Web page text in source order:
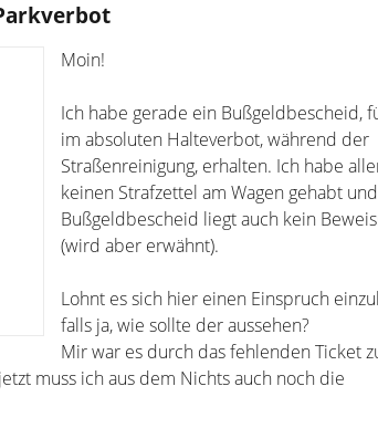
Moin!
Ich habe gerade ein Bußgeldbescheid,
im absoluten Halteverbot, während der
Straßenreinigung, erhalten. Ich habe
keinen Strafzettel am Wagen gehabt
Bußgeldbescheid liegt auch kein
(wird aber erwähnt).
Lohnt es sich hier einen Einspruch
falls ja, wie sollte der aussehen?
Mir war es durch das fehlenden Ticket
muss ich aus dem Nichts auch noch die